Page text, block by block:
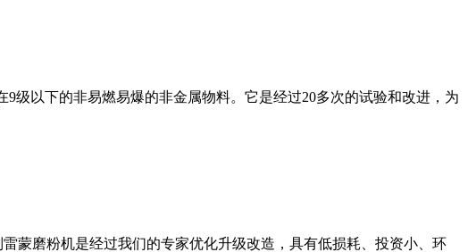
级以下的非易燃易爆的非金属物料。它是经过20多次的试验和改进，为
蒙磨粉机是经过我们的专家优化升级改造，具有低损耗、投资小、环